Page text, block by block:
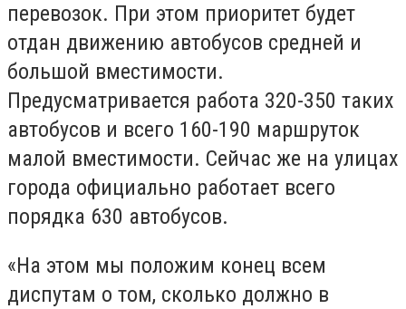
перевозок. При этом приоритет будет
отдан движению автобусов средней и
большой вместимости.
Предусматривается работа 320-350 таких
автобусов и всего 160-190 маршруток
малой вместимости. Сейчас же на улицах
города официально работает всего
порядка 630 автобусов.
«На этом мы положим конец всем
диспутам о том, сколько должно в